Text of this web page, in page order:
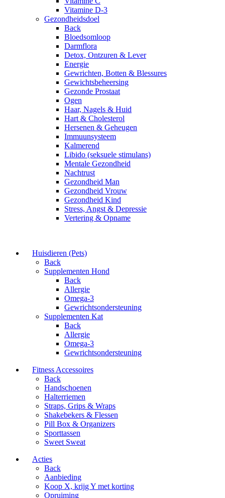
Vitamine D-3
Gezondheidsdoel
Back
Bloedsomloop
Darmflora
Detox, Ontzuren & Lever
Energie
Gewrichten, Botten & Blessures
Gewichtsbeheersing
Gezonde Prostaat
Ogen
Haar, Nagels & Huid
Hart & Cholesterol
Hersenen & Geheugen
Immuunsysteem
Kalmerend
Libido (seksuele stimulans)
Mentale Gezondheid
Nachtrust
Gezondheid Man
Gezondheid Vrouw
Gezondheid Kind
Stress, Angst & Depressie
Vertering & Opname
Huisdieren (Pets)
Back
Supplementen Hond
Back
Allergie
Omega-3
Gewrichtsondersteuning
Supplementen Kat
Back
Allergie
Omega-3
Gewrichtsondersteuning
Fitness Accessoires
Back
Handschoenen
Halterriemen
Straps, Grips & Wraps
Shakebekers & Flessen
Pill Box & Organizers
Sporttassen
Sweet Sweat
Acties
Back
Aanbieding
Koop X, krijg Y met korting
Opruiming